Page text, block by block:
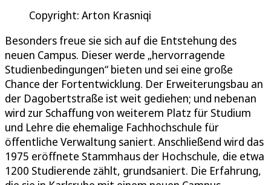
Copyright: Arton Krasniqi
Besonders freue sie sich auf die Entstehung des
neuen Campus. Dieser werde „hervorragende
Studienbedingungen“ bieten und sei eine große
Chance der Fortentwicklung. Der Erweiterungsbau an
der Dagobertstraße ist weit gediehen; und nebenan
wird zur Schaffung von weiterem Platz für Studium
und Lehre die ehemalige Fachhochschule für
öffentliche Verwaltung saniert. Anschließend wird das
1975 eröffnete Stammhaus der Hochschule, die etwa
1200 Studierende zählt, grundsaniert. Die Erfahrung,